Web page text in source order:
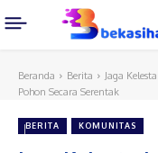
Beranda Berita
Jaga
Pohon Secara Serentak
BERITA KOMUNITAS